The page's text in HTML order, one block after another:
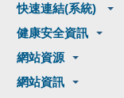
快速連結(系統)
健康安全資訊
網站資源
網站資訊